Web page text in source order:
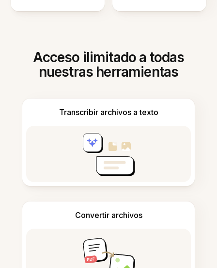
Acceso ilimitado a todas
nuestras herramientas
Transcribir archivos a texto
Convertir archivos